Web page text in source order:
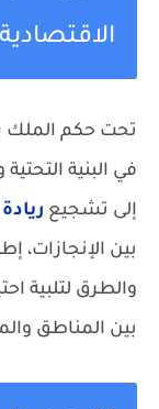
تحت حكم الملك
في البنية
إلى تشجيع ريادة
بين الإنجازات،
والطرق لتلبية
بين المناطق